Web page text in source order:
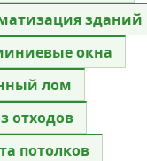
зданий
окна
лом
отходов
потолков